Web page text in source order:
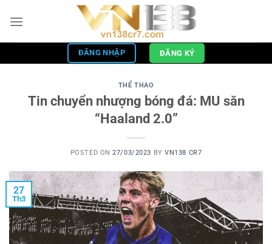
ĐĂNG NHẬP ĐĂNG KÝ
THỂ THAO
Tin chuyển nhượng bóng đá: MU săn
“Haaland 2.0”
POSTED ON27/03/2023 BYVN138 CR7
27
Th3